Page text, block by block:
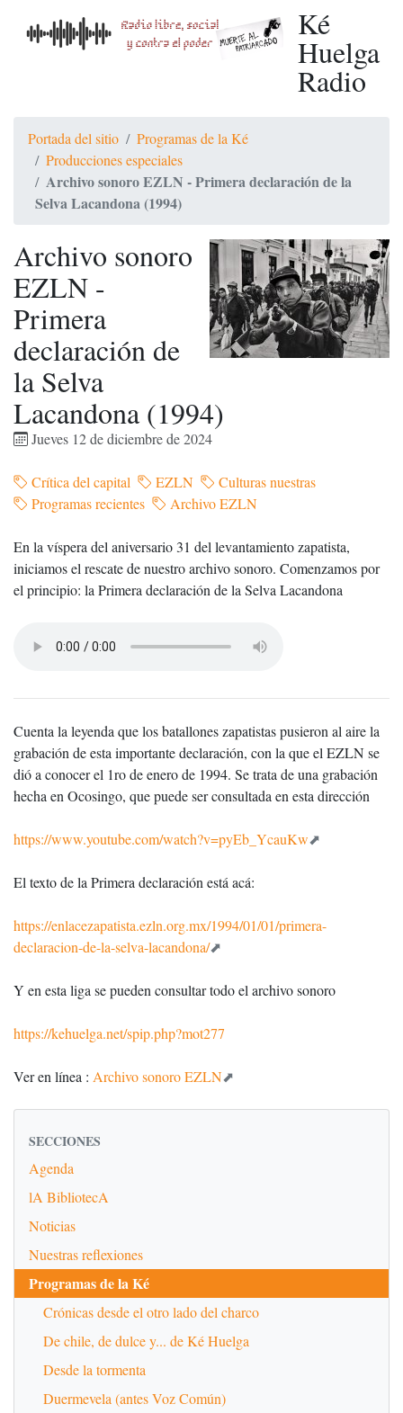
Ké
Huelga
Radio
Portada del sitio
Programas de la Ké
Producciones especiales
Archivo sonoro EZLN - Primera declaración de la
Selva Lacandona (1994)
Archivo sonoro
EZLN -
Primera
declaración de
la Selva
Lacandona (1994)
Jueves 12 de diciembre de 2024
Crítica del capital EZLN
Culturas nuestras
Programas recientes
Archivo EZLN
En la víspera del aniversario 31 del levantamiento zapatista,
iniciamos el rescate de nuestro archivo sonoro. Comenzamos por
el principio: la Primera declaración de la Selva Lacandona
Cuenta la leyenda que los batallones zapatistas pusieron al aire la
grabación de esta importante declaración, con la que el EZLN se
dió a conocer el 1ro de enero de 1994. Se trata de una grabación
hecha en Ocosingo, que puede ser consultada en esta dirección
https://www.youtube.com/watch?v=pyEb_YcauKw
El texto de la Primera declaración está acá:
https://enlacezapatista.ezln.org.mx/1994/01/01/primera-
declaracion-de-la-selva-lacandona/
Y en esta liga se pueden consultar todo el archivo sonoro
https://kehuelga.net/spip.php?mot277
Ver en línea : Archivo sonoro EZLN
SECCIONES
Agenda
lA BibliotecA
Noticias
Nuestras reflexiones
Programas de la Ké
Crónicas desde el otro lado del charco
De chile, de dulce y... de Ké Huelga
Desde la tormenta
Duermevela (antes Voz Común)